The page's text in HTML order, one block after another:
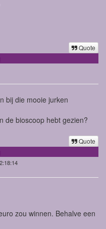
Quote
bij die mooie jurken
de bioscoop hebt gezien?
Quote
zou winnen. Behalve een